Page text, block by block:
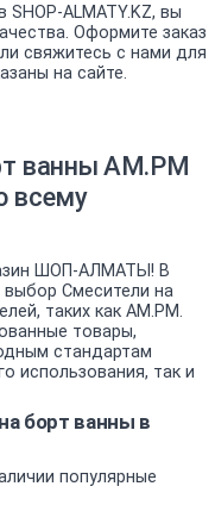
SHOP-ALMATY.KZ, вы
Оформите заказ
свяжитесь с нами для
на сайте.
ванны AM.PM
всему
ШОП-АЛМАТЫ! В
Смесители на
таких как AM.PM.
товары,
стандартам
использования, так и
борт ванны в
популярные